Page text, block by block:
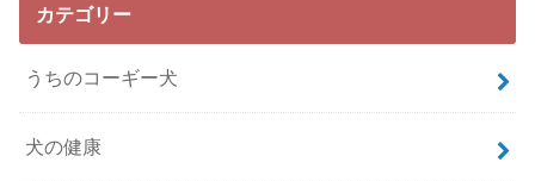
カテゴリー
うちのコーギー犬
犬の健康